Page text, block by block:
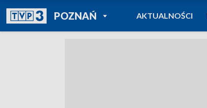
POZNAŃPOWRÓT DO
TVP REGIONY
AKTUALNOŚCI